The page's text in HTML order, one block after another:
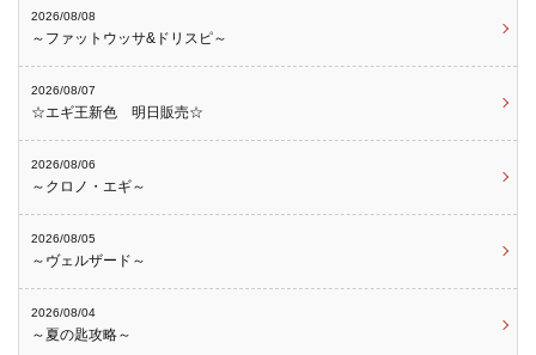
2026/08/08
～ファットウッサ&ドリスピ～
2026/08/07
☆エギ王新色 明日販売☆
2026/08/06
～クロノ・エギ～
2026/08/05
～ヴェルザード～
2026/08/04
～夏の匙攻略～